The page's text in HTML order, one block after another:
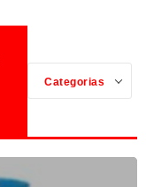
Categorias